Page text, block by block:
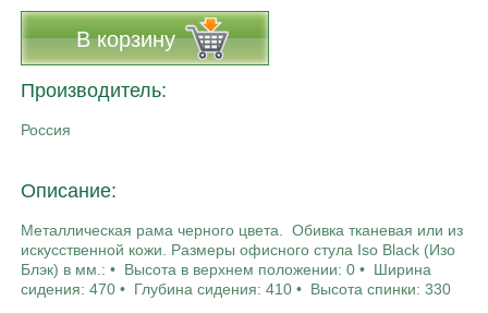
В корзину
Производитель:
Россия
Описание:
Металлическая рама черного цвета. Обивка тканевая или из
искусственной кожи. Размеры офисного стула Iso Black (Изо
Блэк) в мм.: • Высота в верхнем положении: 0 • Ширина
сидения: 470 • Глубина сидения: 410 • Высота спинки: 330